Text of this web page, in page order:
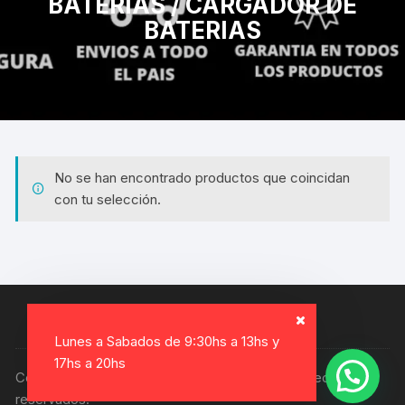
Lunes a Sabados de 9:30hs a 13hs y
17hs a 20hs
BATERIAS
No se han encontrado productos que coincidan
con tu selección.
Copyright © 2026, Electro Gamer. Todos los derechos
reservados.